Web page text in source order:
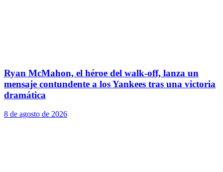
Ryan McMahon, el héroe del walk-off, lanza un
mensaje contundente a los Yankees tras una victoria
dramática
8 de agosto de 2026